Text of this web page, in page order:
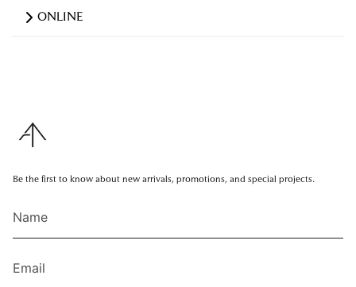
ONLINE
Be the first to know about new arrivals, promotions, and special projects.